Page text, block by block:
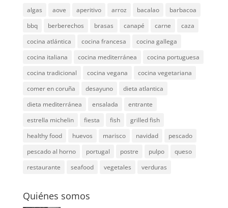
algas aove aperitivo arroz bacalao
barbacoa
bbq
berberechos brasas canapé carne
caza
cocina atlántica
cocina francesa
cocina gallega
cocina italiana
cocina mediterránea
cocina portuguesa
cocina tradicional
cocina vegana
cocina vegetariana
comer en coruña
desayuno
dieta atlantica
dieta mediterránea
ensalada
entrante
estrella michelin
fiesta fish
grilled fish
healthy food
huevos marisco navidad
pescado
pescado al horno
portugal postre pulpo
queso
restaurante
seafood vegetales verduras
Quiénes somos